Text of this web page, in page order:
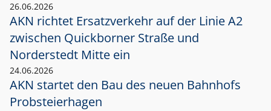
26.06.2026
AKN richtet Ersatzverkehr auf der Linie A2
zwischen Quickborner Straße und
Norderstedt Mitte ein
24.06.2026
AKN startet den Bau des neuen Bahnhofs
Probsteierhagen